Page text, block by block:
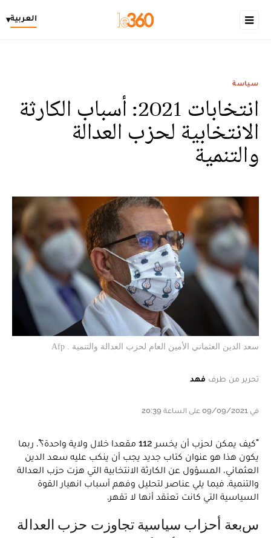
العربية▾
سياسة
انتخابات 2021: أسباب الكارثة
الانتخابية لحزب العدالة
والتنمية
سعد الدين العثماني الأمين العام لحزب العدالة والتنمية . Afp
تحرير من طرف فهد
في 09/09/2021 على الساعة 20:39
"كيف يمكن لحزب أن يخسر 112 مقعدا خلال ولاية واحدة؟". ربما
يكون هذا هو عنوان كتاب جديد يجب أن ينكب عليه سعد الدين
العثماني، المسؤول عن الكارثة الانتخابية التي هزت حزب العدالة
والتنمية. فيما يلي عناصر لتحليل وفهم أسباب انهيار القوة
السياسية التي كانت تعتقد أنها لا تقهر.
سبعة أحزاب سياسية تجاوزت حزب العدالة